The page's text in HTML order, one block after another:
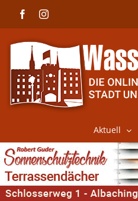
FacebookInstagram
Aktuell